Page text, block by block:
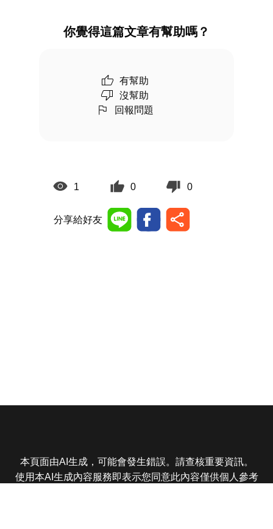
你覺得這篇文章有幫助嗎？
有幫助
沒幫助
回報問題
1 0 0
分享給好友
本頁面由AI生成，可能會發生錯誤。請查核重要資訊。
使用本AI生成內容服務即表示您同意此內容僅供個人參考